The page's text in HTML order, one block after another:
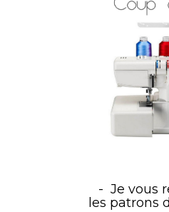
Je vous
les patrons